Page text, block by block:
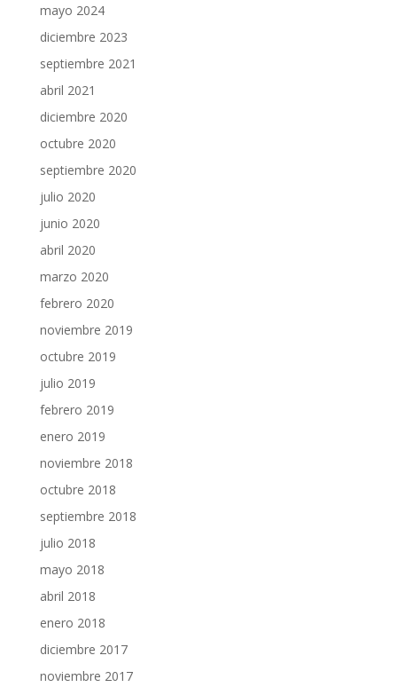
mayo 2024
diciembre 2023
septiembre 2021
abril 2021
diciembre 2020
octubre 2020
septiembre 2020
julio 2020
junio 2020
abril 2020
marzo 2020
febrero 2020
noviembre 2019
octubre 2019
julio 2019
febrero 2019
enero 2019
noviembre 2018
octubre 2018
septiembre 2018
julio 2018
mayo 2018
abril 2018
enero 2018
diciembre 2017
noviembre 2017